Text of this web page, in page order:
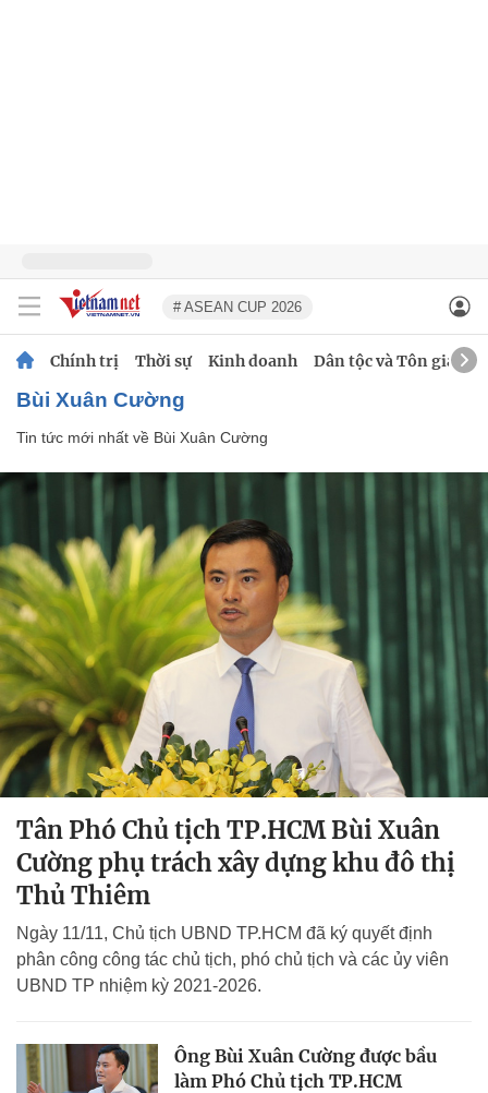
# ASEAN CUP 2026
Chính trị Thời sự Kinh doanh Dân tộc và Tôn giáo
Bùi Xuân Cường
Tin tức mới nhất về Bùi Xuân Cường
Tân Phó Chủ tịch TP.HCM Bùi Xuân
Cường phụ trách xây dựng khu đô thị
Thủ Thiêm
Ngày 11/11, Chủ tịch UBND TP.HCM đã ký quyết định
phân công công tác chủ tịch, phó chủ tịch và các ủy viên
UBND TP nhiệm kỳ 2021-2026.
Ông Bùi Xuân Cường được bầu
làm Phó Chủ tịch TP.HCM